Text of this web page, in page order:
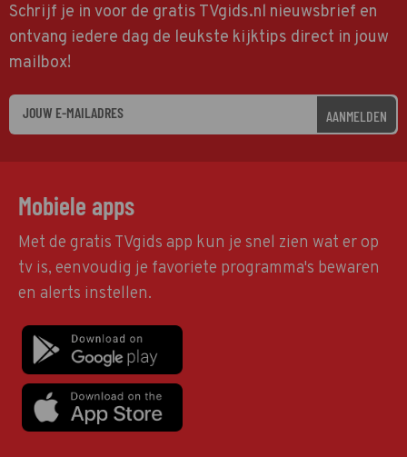
Schrijf je in voor de gratis TVgids.nl nieuwsbrief en
ontvang iedere dag de leukste kijktips direct in jouw
mailbox!
AANMELDEN
Mobiele apps
Met de gratis TVgids app kun je snel zien wat er op
tv is, eenvoudig je favoriete programma's bewaren
en alerts instellen.